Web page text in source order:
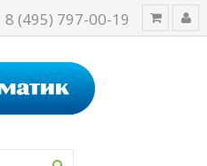
8 (495) 797-00-19